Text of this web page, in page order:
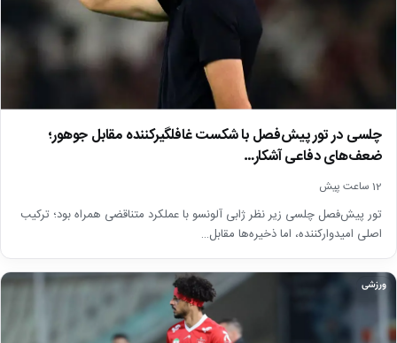
چلسی در تور پیش‌فصل با شکست غافلگیرکننده مقابل جوهور؛
ضعف‌های دفاعی آشکار…
12 ساعت پیش
تور پیش‌فصل چلسی زیر نظر ژابی آلونسو با عملکرد متناقضی همراه بود؛ ترکیب
اصلی امیدوارکننده، اما ذخیره‌ها مقابل…
ورزشی